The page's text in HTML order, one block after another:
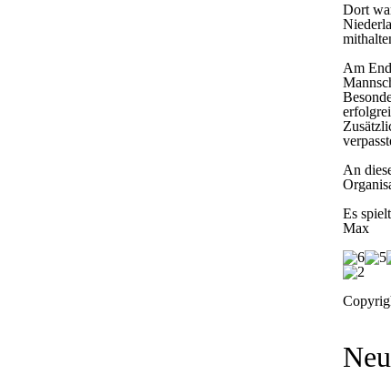
Dort
Am
An
Es
Max